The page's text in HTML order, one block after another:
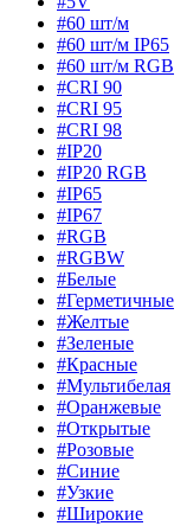
#60 шт/м
#60 шт/м IP65
#60 шт/м RGB
#CRI 90
#CRI 95
#CRI 98
#IP20
#IP20 RGB
#IP65
#IP67
#RGB
#RGBW
#Белые
#Герметичные
#Желтые
#Зеленые
#Красные
#Мультибелая
#Оранжевые
#Открытые
#Розовые
#Синие
#Узкие
#Широкие